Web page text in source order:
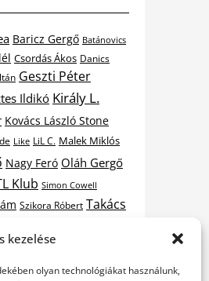
kezelése
olyan technológiákat használunk,
Baricz Gergő Batánovics
Csordás Ákos Danics
Geszti Péter
Ildikó Király L.
Kovács László Stone
Like LiL C. Malek Miklós
Nagy Feró Oláh Gergő
Klub Simon Cowell
Szikora Róbert Takács